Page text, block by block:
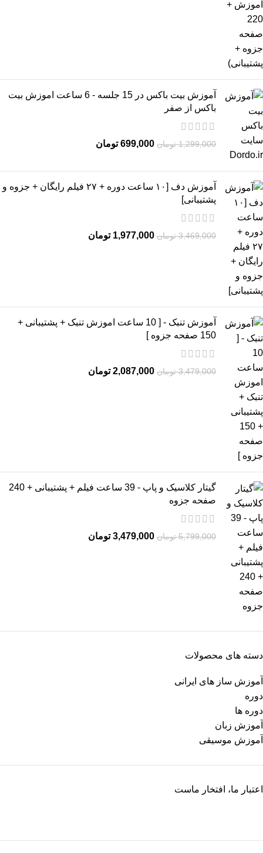
آموزش بیت باکس در 15 جلسه - 6 ساعت اموزش بیت
باکس از صفر
1,299,000 تومان 699,000 تومان
آموزش دف [۱۰ ساعت دوره + ۲۷ فیلم رایگان + جزوه و
پشتیبانی]
3,469,000 تومان 1,977,000 تومان
آموزش تنبک - [ 10 ساعت اموزش تنبک + پشتیبانی +
150 صفحه جزوه ]
3,479,000 تومان 2,087,000 تومان
گیتار کلاسیک و پاپ - 39 ساعت فیلم + پشتیبانی + 240
صفحه جزوه
5,799,000 تومان 3,479,000 تومان
دسته های محصولات
آموزش ساز های ایرانی
دوره
دوره ها
آموزش زبان
آموزش موسیقی
اعتبار ما، افتخار ماست